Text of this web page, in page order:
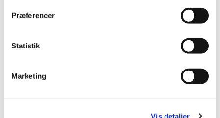
Præferencer
Statistik
Marketing
Vis detaljer